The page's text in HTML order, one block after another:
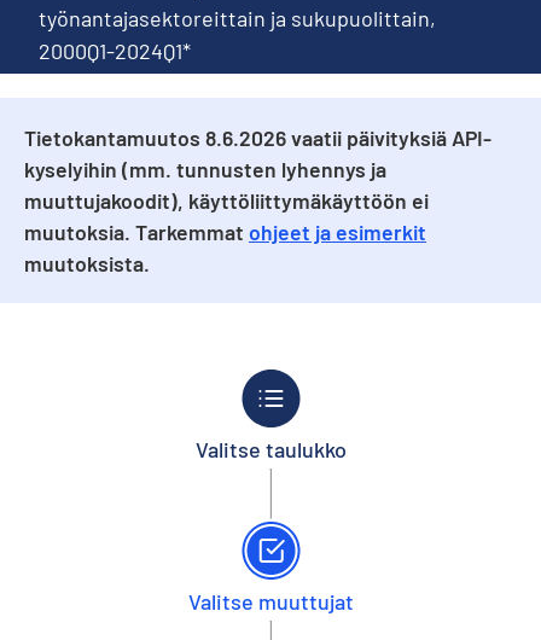
työnantajasektoreittain ja sukupuolittain,
2000Q1-2024Q1*
Tietokantamuutos 8.6.2026 vaatii päivityksiä API-
kyselyihin (mm. tunnusten lyhennys ja
muuttujakoodit), käyttöliittymäkäyttöön ei
muutoksia. Tarkemmat ohjeet ja esimerkit
muutoksista.
Valitse taulukko
Valitse muuttujat